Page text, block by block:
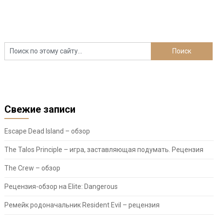
Свежие записи
Escape Dead Island – обзор
The Talos Principle – игра, заставляющая подумать. Рецензия
The Crew – обзор
Рецензия-обзор на Elite: Dangerous
Ремейк родоначальник Resident Evil – рецензия